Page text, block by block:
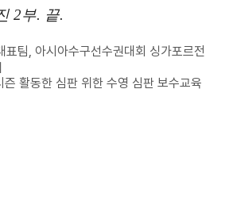
2부. 끝.
표팀, 아시아수구선수권대회 싱가포르전
활동한 심판 위한 수영 심판 보수교육